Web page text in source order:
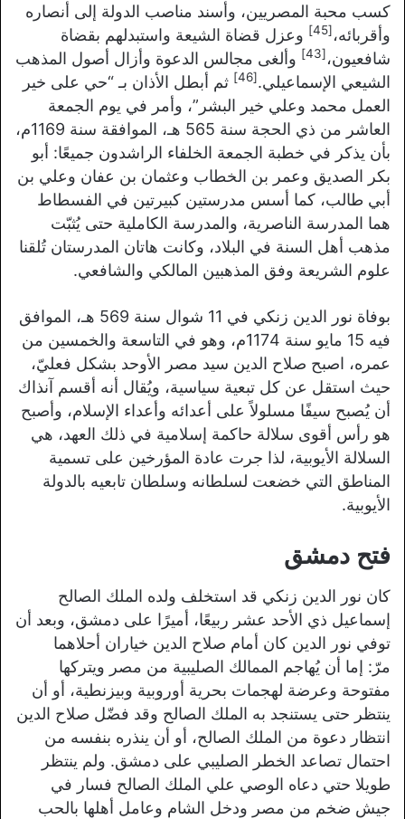
كسب محبة المصريين، وأسند مناصب الدولة إلى أنصاره
وأقربائه،[45]
وعزل قضاة الشيعة واستبدلهم بقضاة
شافعيون،[43]
وألغى مجالس الدعوة وأزال أصول المذهب
الشيعي الإسماعيلي.[46]
ثم أبطل الأذان بـ “حي على خير
العمل محمد وعلي خير البشر”، وأمر في يوم الجمعة
العاشر من ذي الحجة سنة 565 هـ، الموافقة سنة 1169م،
بأن يذكر في خطبة الجمعة الخلفاء الراشدون جميعًا: أبو
بكر الصديق وعمر بن الخطاب وعثمان بن عفان وعلي بن
أبي طالب، كما أسس مدرستين كبيرتين في الفسطاط
هما المدرسة الناصرية، والمدرسة الكاملية حتى يُثبّت
مذهب أهل السنة في البلاد، وكانت هاتان المدرستان تُلقنا
علوم الشريعة وفق المذهبين المالكي والشافعي.
بوفاة نور الدين زنكي في 11 شوال سنة 569 هـ، الموافق
فيه 15 مايو سنة 1174م، وهو في التاسعة والخمسين من
عمره، اصبح صلاح الدين سيد مصر الأوحد بشكل فعليّ،
حيث استقل عن كل تبعية سياسية، ويُقال أنه أقسم آنذاك
أن يُصبح سيفًا مسلولاً على أعدائه وأعداء الإسلام، وأصبح
هو رأس أقوى سلالة حاكمة إسلامية في ذلك العهد، هي
السلالة الأيوبية، لذا جرت عادة المؤرخين على تسمية
المناطق التي خضعت لسلطانه وسلطان تابعيه بالدولة
الأيوبية.
فتح دمشق
كان نور الدين زنكي قد استخلف ولده الملك الصالح
إسماعيل ذي الأحد عشر ربيعًا، أميرًا على دمشق، وبعد أن
توفي نور الدين كان أمام صلاح الدين خياران أحلاهما
مرّ: إما أن يُهاجم الممالك الصليبية من مصر ويتركها
مفتوحة وعرضة لهجمات بحرية أوروبية وبيزنطية، أو أن
ينتظر حتى يستنجد به الملك الصالح وقد فضّل صلاح الدين
انتظار دعوة من الملك الصالح، أو أن ينذره بنفسه من
احتمال تصاعد الخطر الصليبي على دمشق. ولم ينتظر
طويلا حتي دعاه الوصي علي الملك الصالح فسار في
جيش ضخم من مصر ودخل الشام وعامل أهلها بالحب